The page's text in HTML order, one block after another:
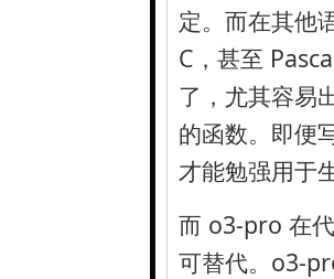
定。而在其他
C，甚至
了，尤其容易
的函数。即便
才能勉强用于
而 o3-pro 在
可替代。o3-